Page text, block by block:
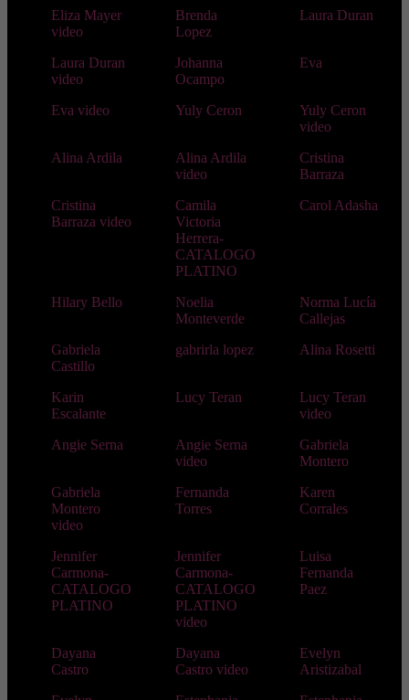
Eliza Mayer
video
Brenda
Lopez
Laura Duran
Laura Duran
video
Johanna
Ocampo
Eva
Eva video Yuly Ceron
Yuly Ceron
video
Alina Ardila
Alina Ardila
video
Cristina
Barraza
Cristina
Barraza video
Camila
Victoria
Herrera-
CATALOGO
PLATINO
Carol Adasha
Hilary Bello
Noelia
Monteverde
Norma Lucía
Callejas
Gabriela
Castillo
gabrirla lopez Alina Rosetti
Karin
Escalante
Lucy Teran
Lucy Teran
video
Angie Serna
Angie Serna
video
Gabriela
Montero
Gabriela
Montero
video
Fernanda
Torres
Karen
Corrales
Jennifer
Carmona-
CATALOGO
PLATINO
Jennifer
Carmona-
CATALOGO
PLATINO
video
Luisa
Fernanda
Paez
Dayana
Castro
Dayana
Castro video
Evelyn
Aristizabal